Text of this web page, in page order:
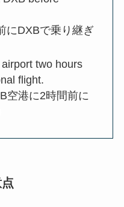
にDXBで乗り継ぎ
two hours
flight.
空港に2時間前に